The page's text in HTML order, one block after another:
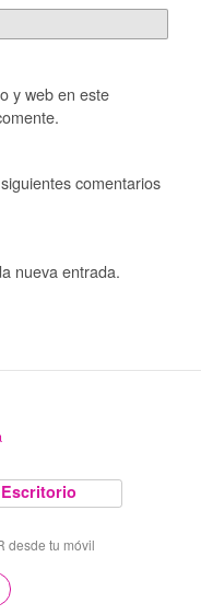
y web en este
comentarios
nueva entrada.
Escritorio
desde tu móvil